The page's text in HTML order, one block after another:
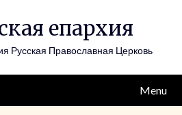
епархия
Русская Православная Церковь
Menu